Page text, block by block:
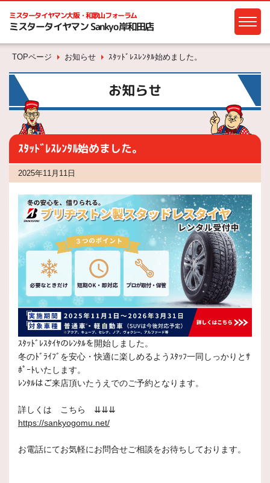
ミスタータイヤマン大阪・和歌山フォーラム
ミスタータイヤマン Sankyo岸和田店
TOPページ お知らせ ｽﾀｯﾄﾞﾚｽﾚﾝﾀﾙ始めました。
お知らせ
ｽﾀｯﾄﾞﾚｽﾚﾝﾀﾙ始めました。
2025年11月11日
ｽﾀｯﾄﾞﾚｽﾀｲﾔのﾚﾝﾀﾙを開始しました。
冬のﾄﾞﾗｲﾌﾞを安心・快適に楽しめるようｽﾀｯﾌ一同しっかりとｻ
ﾎﾟｰﾄいたします。
ﾚﾝﾀﾙはご来店頂いたうえでのご予約となります。
詳しくは こちら ⇊⇊⇊
https://sankyogomu.net/
お電話にてお気軽にお問合せご相談をお待ちしております。